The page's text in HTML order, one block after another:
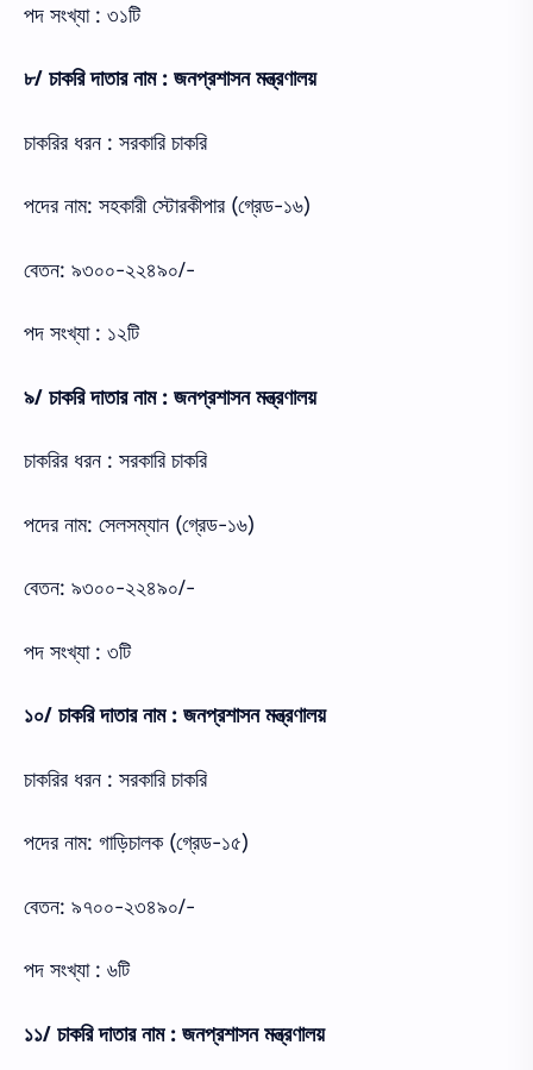
পদ সংখ্যা : ৩১টি
৮/ চাকরি দাতার নাম : জনপ্রশাসন মন্ত্রণালয়
চাকরির ধরন : সরকারি চাকরি
পদের নাম: সহকারী স্টোরকীপার (গ্রেড-১৬)
বেতন: ৯৩০০-২২৪৯০/-
পদ সংখ্যা : ১২টি
৯/ চাকরি দাতার নাম : জনপ্রশাসন মন্ত্রণালয়
চাকরির ধরন : সরকারি চাকরি
পদের নাম: সেলসম্যান (গ্রেড-১৬)
বেতন: ৯৩০০-২২৪৯০/-
পদ সংখ্যা : ৩টি
১০/ চাকরি দাতার নাম : জনপ্রশাসন মন্ত্রণালয়
চাকরির ধরন : সরকারি চাকরি
পদের নাম: গাড়িচালক (গ্রেড-১৫)
বেতন: ৯৭০০-২৩৪৯০/-
পদ সংখ্যা : ৬টি
১১/ চাকরি দাতার নাম : জনপ্রশাসন মন্ত্রণালয়